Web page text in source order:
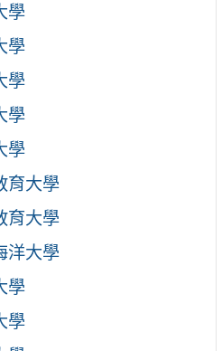
學
學
學
學
學
育大學
育大學
洋大學
學
學